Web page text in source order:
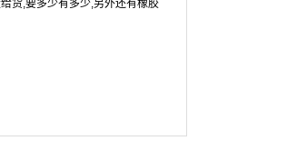
货,要多少有多少,另外还有橡胶